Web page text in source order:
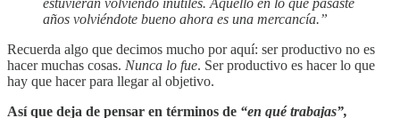
estuvieran volviendo inútiles. Aquello en lo que pasaste
años volviéndote bueno ahora es una mercancía.”
Recuerda algo que decimos mucho por aquí: ser productivo no es
hacer muchas cosas. Nunca lo fue. Ser productivo es hacer lo que
hay que hacer para llegar al objetivo.
Así que deja de pensar en términos de “en qué trabajas”,